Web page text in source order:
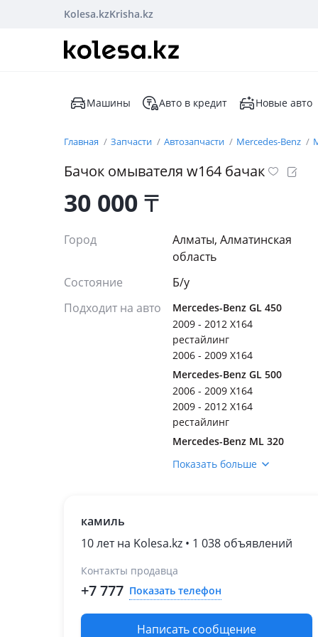
Kolesa.kzKrisha.kz
Машины Авто в кредит Новые авто
Главная Запчасти Автозапчасти Mercedes-Benz
Бачок омывателя w164 бачак
30 000₸
Город
Алматы, Алматинская
область
Состояние
Б/y
Подходит на авто
Mercedes-Benz GL 450
2009 - 2012 X164
рестайлинг
2006 - 2009 X164
Mercedes-Benz GL 500
2006 - 2009 X164
2009 - 2012 X164
рестайлинг
Mercedes-Benz ML 320
2005 - 2008 W164
2008 - 2011 W164
Mercedes-Benz ML 450
2008 - 2011 W164
Mercedes-Benz ML 500
Показать больше
камиль
10 лет на Kolesa.kz • 1 038 объявлений
Контакты продавца
+7 777 Показать телефон
Написать сообщение